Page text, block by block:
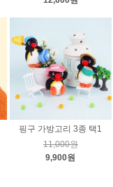
핑구 가방고리 3종 택1
11,000원
9,900원